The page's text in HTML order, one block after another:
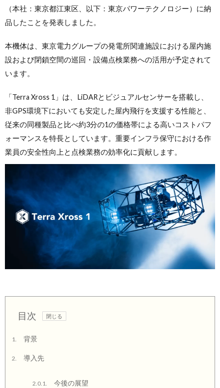
（本社：東京都江東区、以下：東京パワーテクノロジー）に納
品したことを発表しました。
本機体は、東京電力グループの発電所関連施設における屋内施
設および閉鎖空間の巡回・設備点検業務への活用が予定されて
います。
「Terra Xross 1」は、LiDARとビジュアルセンサーを搭載し、
非GPS環境下においても安定した屋内飛行を支援する性能と、
従来の同種製品と比べ約3分の1の価格帯による高いコストパフ
ォーマンスを特長としています。重要インフラ保守における作
業員の安全性向上と点検業務の効率化に貢献します。
目次
1. 背景
2. 導入先
2.0.1. 今後の展望